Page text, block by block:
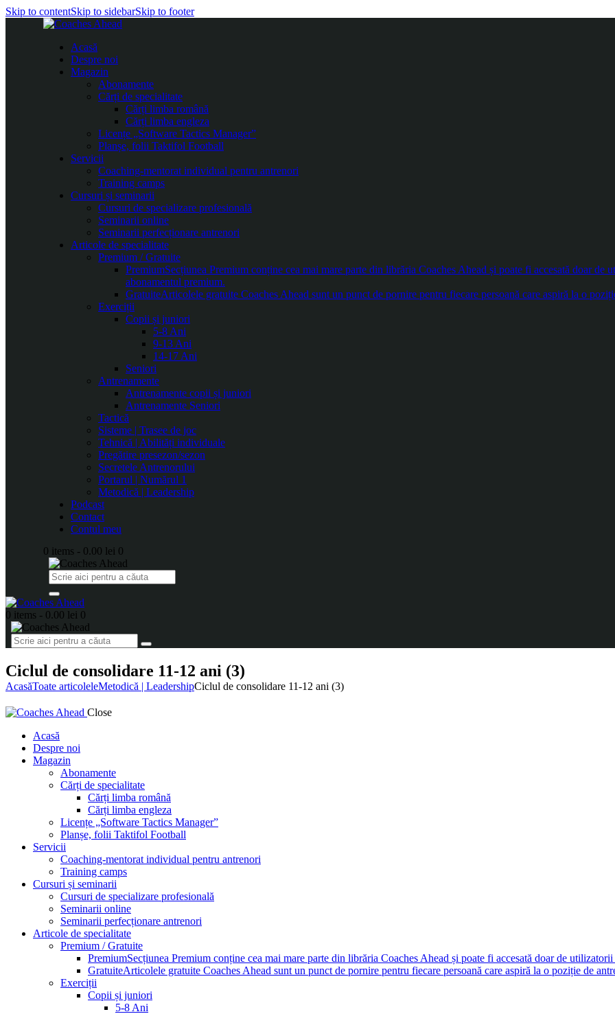
Skip to contentSkip to sidebarSkip to footer
Acasă
Despre noi
Magazin
Abonamente
Cărți de specialitate
Cărți limba română
Cărți limba engleza
Licențe „Software Tactics Manager”
Planșe, folii Taktifol Football
Servicii
Coaching-mentorat individual pentru antrenori
Training camps
Cursuri și seminarii
Cursuri de specializare profesională
Seminarii online
Seminarii perfecționare antrenori
Articole de specialitate
Premium / Gratuite
PremiumSecțiunea Premium conține cea mai mare parte din librăria Coaches Ahead și poate fi accesată doar de
abonamentul premium.
GratuiteArticolele gratuite Coaches Ahead sunt un punct de pornire pentru fiecare persoană care aspiră la o
Exerciții
Copii și juniori
5-8 Ani
9-13 Ani
14-17 Ani
Seniori
Antrenamente
Antrenamente copii și juniori
Antrenamente Seniori
Tactică
Sisteme | Trasee de joc
Tehnică | Abilități individuale
Pregătire presezon/sezon
Secretele Antrenorului
Portarul | Numărul 1
Metodică | Leadership
Podcast
Contact
Contul meu
0 items - 0.00 lei 0
0 items - 0.00 lei 0
Ciclul de consolidare 11-12 ani (3)
AcasăToate articoleleMetodică | LeadershipCiclul de consolidare 11-12 ani (3)
Close
Acasă
Despre noi
Magazin
Abonamente
Cărți de specialitate
Cărți limba română
Cărți limba engleza
Licențe „Software Tactics Manager”
Planșe, folii Taktifol Football
Servicii
Coaching-mentorat individual pentru antrenori
Training camps
Cursuri și seminarii
Cursuri de specializare profesională
Seminarii online
Seminarii perfecționare antrenori
Articole de specialitate
Premium / Gratuite
PremiumSecțiunea Premium conține cea mai mare parte din librăria Coaches Ahead și poate fi accesată doar de
GratuiteArticolele gratuite Coaches Ahead sunt un punct de pornire pentru fiecare persoană care aspiră la o poziție de
Exerciții
Copii și juniori
5-8 Ani